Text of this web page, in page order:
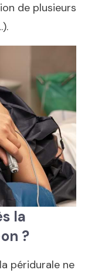
de plusieurs
la
?
péridurale ne